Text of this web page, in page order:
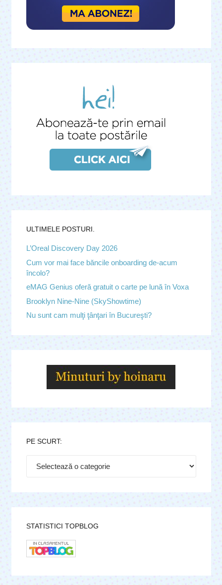
ULTIMELE POSTURI.
L’Oreal Discovery Day 2026
Cum vor mai face băncile onboarding de-acum
încolo?
eMAG Genius oferă gratuit o carte pe lună în Voxa
Brooklyn Nine-Nine (SkyShowtime)
Nu sunt cam mulţi ţânţari în Bucureşti?
PE SCURT:
STATISTICI TOPBLOG